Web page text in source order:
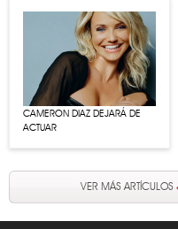
CAMERON DIAZ DEJARÁ DE
ACTUAR
VER MÁS ARTÍCULOS